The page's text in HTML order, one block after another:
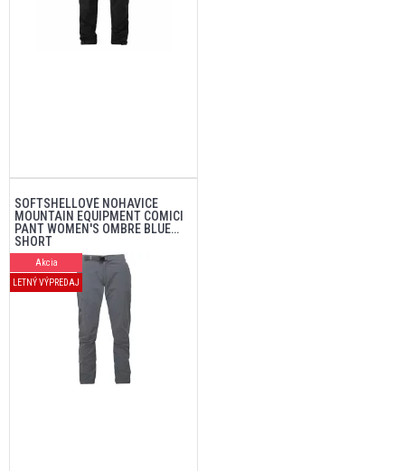
SOFTSHELLOVÉ NOHAVICE
MOUNTAIN EQUIPMENT COMICI
PANT WOMEN'S OMBRE BLUE
SHORT
Akcia
LETNÝ VÝPREDAJ